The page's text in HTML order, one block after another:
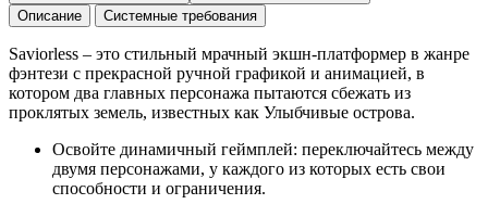
Описание Системные требования
Saviorless – это стильный мрачный экшн-платформер в жанре
фэнтези с прекрасной ручной графикой и анимацией, в
котором два главных персонажа пытаются сбежать из
проклятых земель, известных как Улыбчивые острова.
Освойте динамичный геймплей: переключайтесь между
двумя персонажами, у каждого из которых есть свои
способности и ограничения.